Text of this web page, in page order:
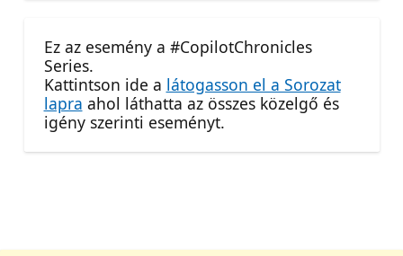
Ez az esemény a #CopilotChronicles
Series.
Kattintson ide a látogasson el a Sorozat
lapra ahol láthatta az összes közelgő és
igény szerinti eseményt.